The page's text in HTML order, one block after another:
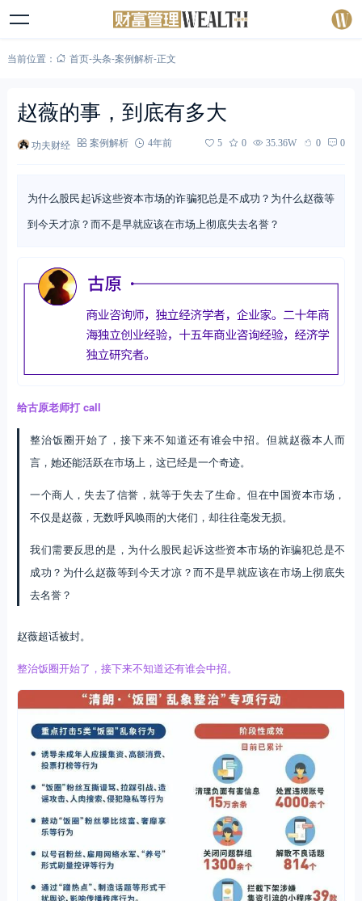
当前位置： 首页-头条-案例解析-正文
赵薇的事，到底有多大
功夫财经 案例解析 4年前 5 0 35.36W 0 0
为什么股民起诉这些资本市场的诈骗犯总是不成功？为什么赵薇等
到今天才凉？而不是早就应该在市场上彻底失去名誉？
给古原老师打 call
整治饭圈开始了，接下来不知道还有谁会中招。但就赵薇本人而
言，她还能活跃在市场上，这已经是一个奇迹。
一个商人，失去了信誉，就等于失去了生命。但在中国资本市场，
不仅是赵薇，无数呼风唤雨的大佬们，却往往毫发无损。
我们需要反思的是，为什么股民起诉这些资本市场的诈骗犯总是不
成功？为什么赵薇等到今天才凉？而不是早就应该在市场上彻底失
去名誉？
赵薇超话被封。
整治饭圈开始了，接下来不知道还有谁会中招。